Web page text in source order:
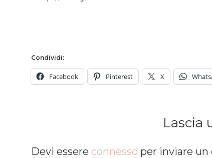
Condividi:
Facebook Pinterest X
Lascia
Devi essere connesso per inviare